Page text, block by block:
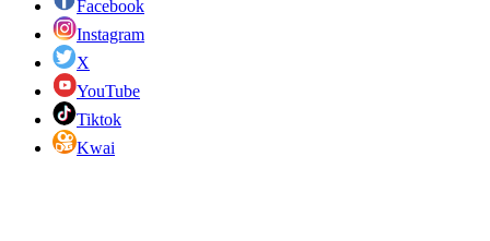
Facebook
Instagram
X
YouTube
Tiktok
Kwai